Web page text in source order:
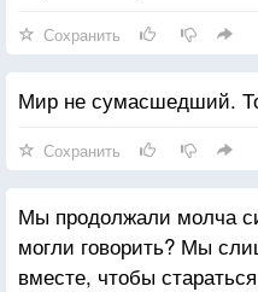
Сохранить
Мир не сумасшедший.
Сохранить
Мы продолжали молча
могли говорить? Мы
вместе, чтобы